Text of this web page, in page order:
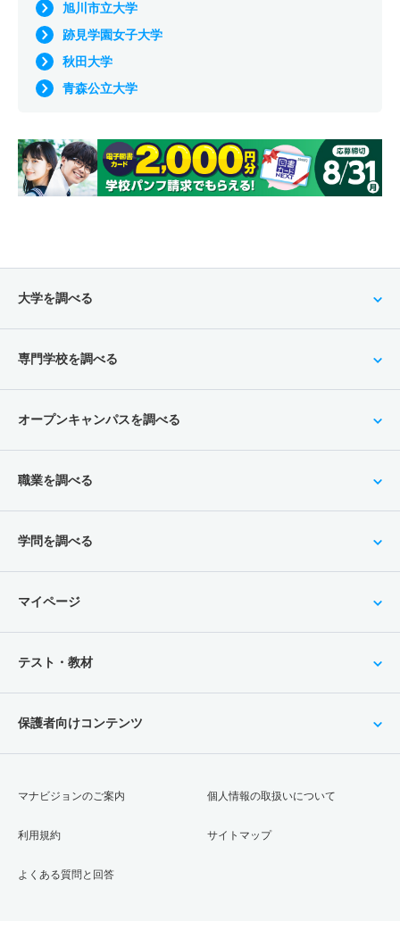
旭川市立大学
跡見学園女子大学
秋田大学
青森公立大学
大学を調べる
専門学校を調べる
オープンキャンパスを調べる
職業を調べる
学問を調べる
マイページ
テスト・教材
保護者向けコンテンツ
マナビジョンのご案内
利用規約
よくある質問と回答
個人情報の取扱いについて
サイトマップ